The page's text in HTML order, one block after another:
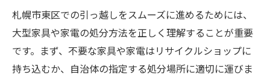
札幌市東区での引っ越しをスムーズに進めるためには、
大型家具や家電の処分方法を正しく理解することが重要
です。まず、不要な家具や家電はリサイクルショップに
持ち込むか、自治体の指定する処分場所に適切に運びま